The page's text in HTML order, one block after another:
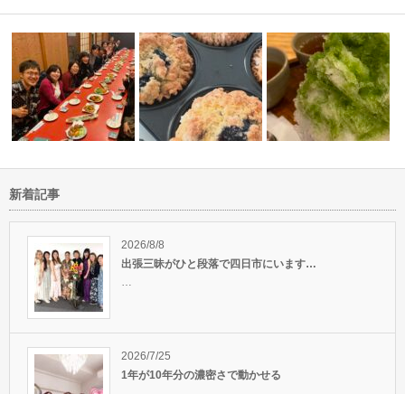
ざいま
第一回伊勢神祭り、無事に終了
いたしました…
実は苦手だと思っていたことが
特技に繋がる…
古いものは手放し新しい
新着記事
2026/8/8
出張三昧がひと段落で四日市にいます…
…
2026/7/25
1年が10年分の濃密さで動かせる